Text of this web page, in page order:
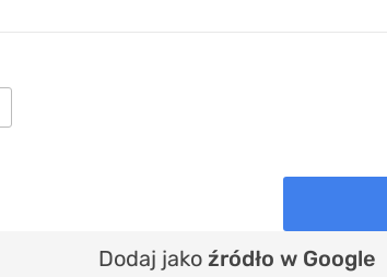
Dodaj jako źródło w Google